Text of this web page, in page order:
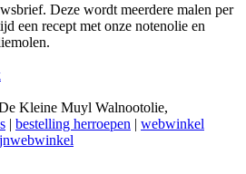
Deze wordt meerdere malen per
een recept met onze notenolie en
Kleine Muyl Walnootolie,
| bestelling herroepen | webwinkel